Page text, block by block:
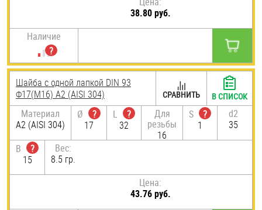
38.80 руб.
Наличие
Шайба с одной лапкой DIN 93
Ф17(М16) А2 (AISI 304)
Материал
А2 (AISI 304)
Ø
?
17
L
?
32
Для
резьбы
16
S
?
1
d2
35
B
?
15
Вес:
8.5 гр.
Цена:
43.76 руб.
СРАВНИТЬ В СПИСОК